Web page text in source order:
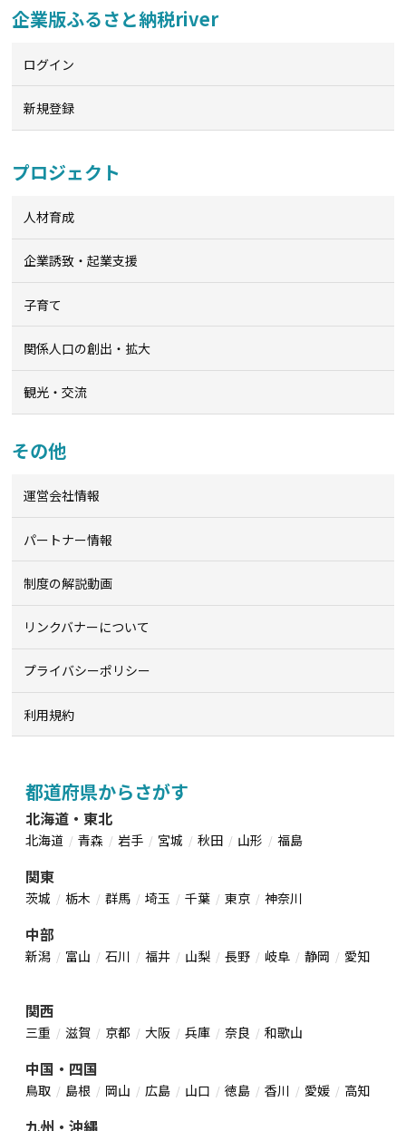
企業版ふるさと納税river
ログイン
新規登録
プロジェクト
人材育成
企業誘致・起業支援
子育て
関係人口の創出・拡大
観光・交流
その他
運営会社情報
パートナー情報
制度の解説動画
リンクバナーについて
プライバシーポリシー
利用規約
都道府県からさがす
北海道・東北
北海道 青森 岩手 宮城 秋田 山形 福島
関東
茨城 栃木 群馬 埼玉 千葉 東京 神奈川
中部
新潟 富山 石川 福井 山梨 長野 岐阜 静岡 愛知
関西
三重 滋賀 京都 大阪 兵庫 奈良 和歌山
中国・四国
鳥取 島根 岡山 広島 山口 徳島 香川 愛媛 高知
九州・沖縄